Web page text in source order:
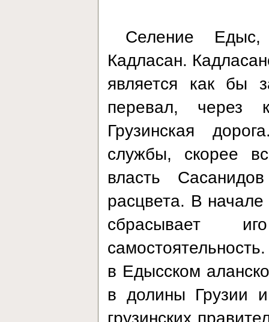
Селение Едыс,
Кадласан.
является как бы
перевал, через
Грузинская
службы, скорее
власть
расцвета. В начале
сбрасывает
в Едысском
в долины Грузии
грузинских